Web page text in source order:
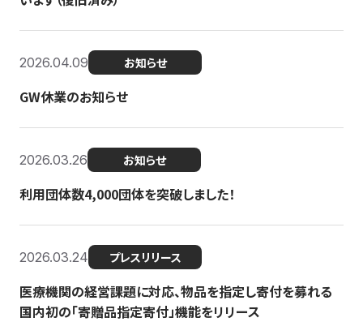
2026.04.09 お知らせ
GW休業のお知らせ
2026.03.26 お知らせ
利用団体数4,000団体を突破しました！
2026.03.24 プレスリリース
医療機関の経営課題に対応、物品を指定し寄付を募れる
国内初の「寄贈品指定寄付」機能をリリース